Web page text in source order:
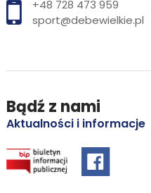
+48 728 473 959
sport@debewielkie.pl
Bądź z nami
Aktualności i informacje